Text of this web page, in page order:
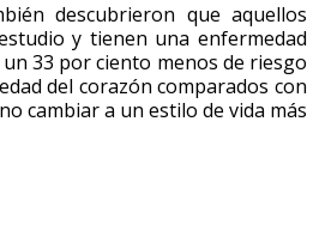
descubrieron que aquellos
y tienen una enfermedad
33 por ciento menos de riesgo
del corazón comparados con
cambiar a un estilo de vida más